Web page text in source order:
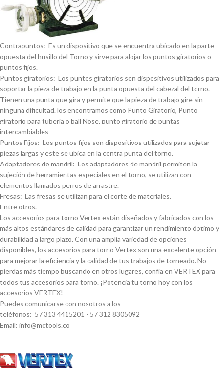
Contrapuntos: Es un dispositivo que se encuentra ubicado en la parte
opuesta del husillo del Torno y sirve para alojar los puntos giratorios o
puntos fijos.
Puntos giratorios: Los puntos giratorios son dispositivos utilizados para
soportar la pieza de trabajo en la punta opuesta del cabezal del torno.
Tienen una punta que gira y permite que la pieza de trabajo gire sin
ninguna dificultad. los encontramos como Punto Giratorio, Punto
giratorio para tuberí­a o ball Nose, punto giratorio de puntas
intercambiables
Puntos Fijos: Los puntos fijos son dispositivos utilizados para sujetar
piezas largas y este se ubica en la contra punta del torno.
Adaptadores de mandril: Los adaptadores de mandril permiten la
sujeción de herramientas especiales en el torno, se utilizan con
elementos llamados perros de arrastre.
Fresas: Las fresas se utilizan para el corte de materiales.
Entre otros.
Los accesorios para torno Vertex están diseñados y fabricados con los
más altos estándares de calidad para garantizar un rendimiento óptimo y
durabilidad a largo plazo. Con una amplia variedad de opciones
disponibles, los accesorios para torno Vertex son una excelente opción
para mejorar la eficiencia y la calidad de tus trabajos de torneado. No
pierdas más tiempo buscando en otros lugares, confí­a en VERTEX para
todos tus accesorios para torno. ¡Potencia tu torno hoy con los
accesorios VERTEX!
Puedes comunicarse con nosotros a los
teléfonos: 57 313 4415201 - 57 312 8305092
Email: info@mctools.co